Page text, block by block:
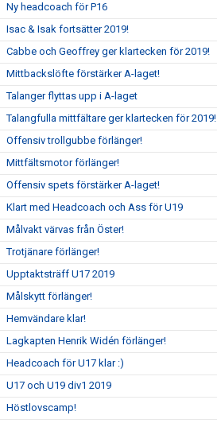
Ny headcoach för P16
Isac & Isak fortsätter 2019!
Cabbe och Geoffrey ger klartecken för 2019!
Mittbackslöfte förstärker A-laget!
Talanger flyttas upp i A-laget
Talangfulla mittfältare ger klartecken för 2019!
Offensiv trollgubbe förlänger!
Mittfältsmotor förlänger!
Offensiv spets förstärker A-laget!
Klart med Headcoach och Ass för U19
Målvakt värvas från Öster!
Trotjänare förlänger!
Upptaktsträff U17 2019
Målskytt förlänger!
Hemvändare klar!
Lagkapten Henrik Widén förlänger!
Headcoach för U17 klar :)
U17 och U19 div1 2019
Höstlovscamp!